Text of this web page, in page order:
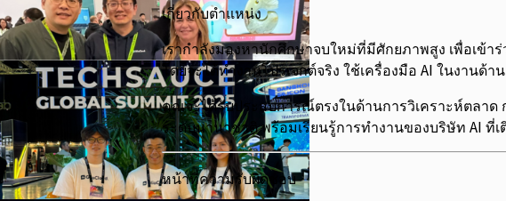
เกี่ยวกับตำแหน่ง
เรากำลังมองหานักศึกษาจบใหม่ที่มีศักยภาพสูง เพื่อเข้า
โดยจะได้ทำงานโปรเจกต์จริง ใช้เครื่องมือ AI ในงานด้า
คุณจะได้รับประสบการณ์ตรงในด้านการวิเคราะห์ตลา
ระดับนานาชาติ พร้อมเรียนรู้การทำงานของบริษัท AI ที่เ
หน้าที่ความรับผิดชอบ